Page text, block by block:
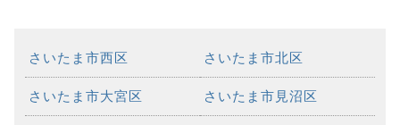
さいたま市西区 さいたま市北区
さいたま市大宮区 さいたま市見沼区